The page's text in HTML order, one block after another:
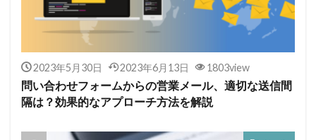
2023年5月30日 2023年6月13日 1803view
問い合わせフォームからの営業メール、適切な送信間
隔は？効果的なアプローチ方法を解説